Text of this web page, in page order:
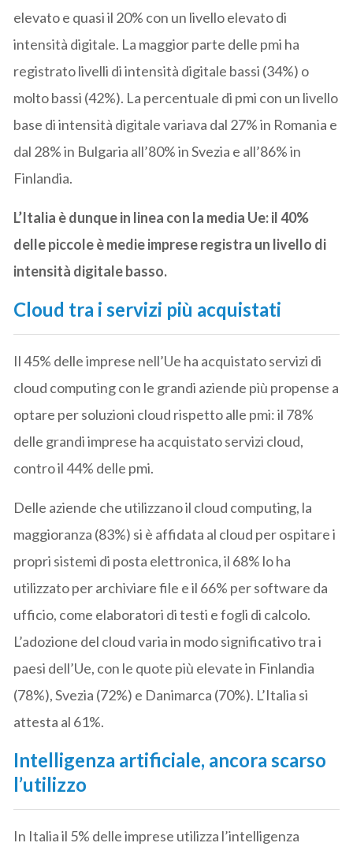
elevato e quasi il 20% con un livello elevato di
intensità digitale. La maggior parte delle pmi ha
registrato livelli di intensità digitale bassi (34%) o
molto bassi (42%). La percentuale di pmi con un livello
base di intensità digitale variava dal 27% in Romania e
dal 28% in Bulgaria all’80% in Svezia e all’86% in
Finlandia.
L’Italia è dunque in linea con la media Ue: il 40%
delle piccole è medie imprese registra un livello di
intensità digitale basso.
Cloud tra i servizi più acquistati
Il45% delle imprese nell’Ue ha acquistato servizi di
cloud computing con le grandi aziende più propense a
optare per soluzioni cloud rispetto alle pmi: il 78%
delle grandi imprese ha acquistato servizi cloud,
contro il 44% delle pmi.
Delle aziende che utilizzano il cloud computing, la
maggioranza (83%) si è affidata al cloud per ospitare i
propri sistemi di posta elettronica, il 68% lo ha
utilizzato per archiviare file e il 66% per software da
ufficio, come elaboratori di testi e fogli di calcolo.
L’adozione del cloud varia in modo significativo tra i
paesi dell’Ue, con le quote più elevate in Finlandia
(78%), Svezia (72%) e Danimarca (70%). L’Italia si
attesta al 61%.
Intelligenza artificiale, ancora scarso
l’utilizzo
In Italia il 5% delle imprese utilizza l’intelligenza